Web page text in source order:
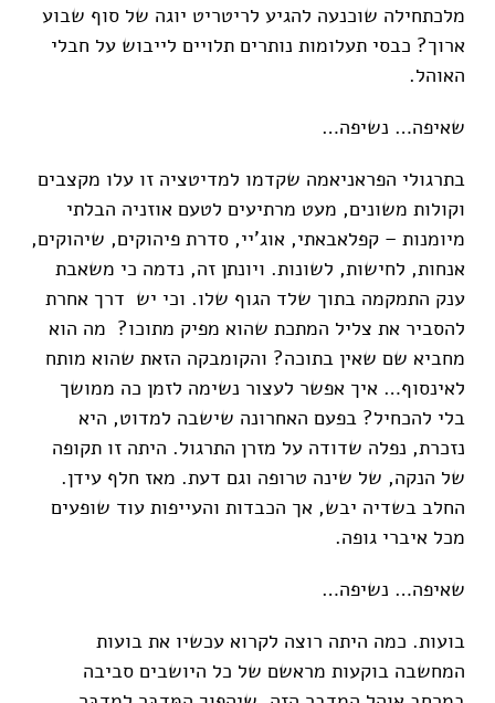
מלכתחילה שוכנעה להגיע לריטריט יוגה של סוף שבוע
ארוך? כבסי תעלומות נותרים תלויים לייבוש על חבלי
האוהל.
שאיפה… נשיפה…
בתרגולי הפראניאמה שקדמו למדיטציה זו עלו מקצבים
וקולות משונים, מעט מרתיעים לטעם אוזניה הבלתי
מיומנות – קפלאבאתי, אוג'יי, סדרת פיהוקים, שיהוקים,
אנחות, לחישות, לשונות. ויונתן זה, נדמה כי משאבת
ענק התמקמה בתוך שלד הגוף שלו. וכי יש דרך אחרת
להסביר את צליל המתכת שהוא מפיק מתוכו? מה הוא
מחביא שם שאין בתוכה? והקומבקה הזאת שהוא מותח
לאינסוף… איך אפשר לעצור נשימה לזמן כה ממושך
בלי להכחיל? בפעם האחרונה שישבה למדוט, היא
נזכרת, נפלה שדודה על מזרן התרגול. היתה זו תקופה
של הנקה, של שינה טרופה וגם דעת. מאז חלף עידן.
החלב בשדיה יבש, אך הכבדות והעייפות עוד שופעים
מכל איברי גופה.
שאיפה… נשיפה…
בועות. כמה היתה רוצה לקרוא עכשיו את בועות
המחשבה בוקעות מראשם של כל היושבים סביבה